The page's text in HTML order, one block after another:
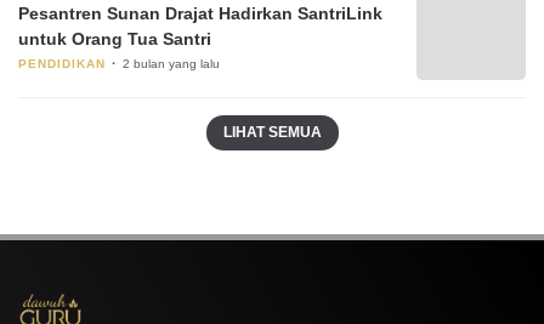
Pesantren Sunan Drajat Hadirkan SantriLink
untuk Orang Tua Santri
PENDIDIKAN 2 bulan yang lalu
LIHAT SEMUA